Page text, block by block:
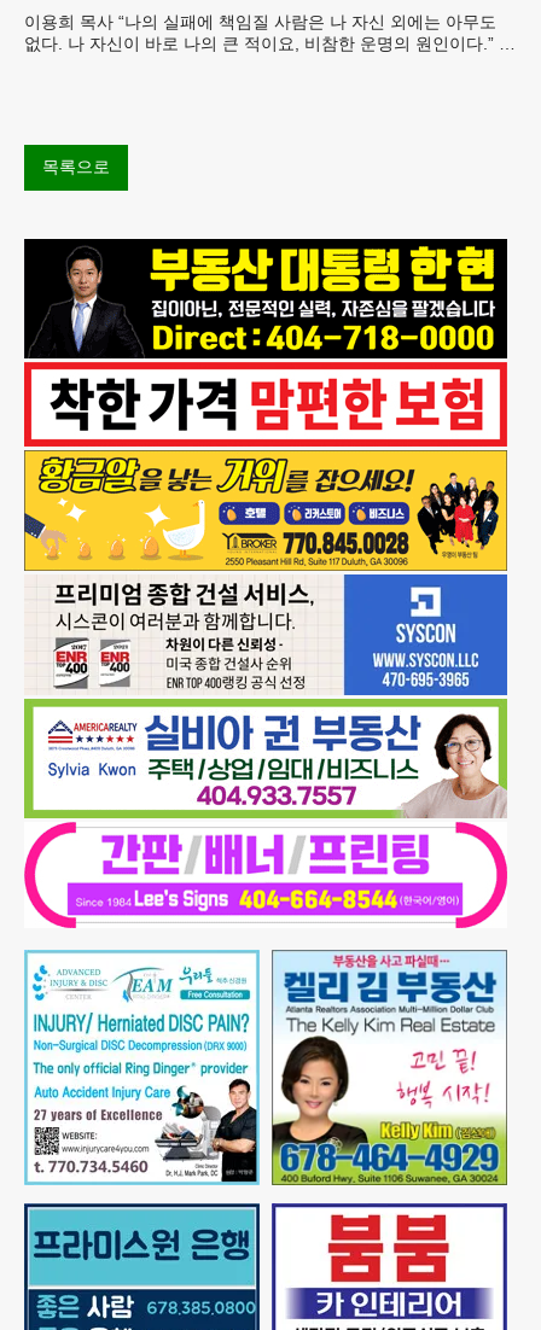
이용희 목사 “나의 실패에 책임질 사람은 나 자신 외에는 아무도
없다. 나 자신이 바로 나의 큰 적이요, 비참한 운명의 원인이다.” 이
목록으로